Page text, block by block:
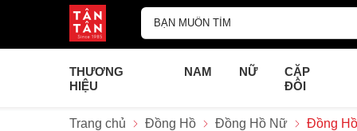
THƯƠNG
HIỆU
NAM NỮ
CẶP
ĐÔI
Trang chủ Đồng Hồ Đồng Hồ Nữ Đồng